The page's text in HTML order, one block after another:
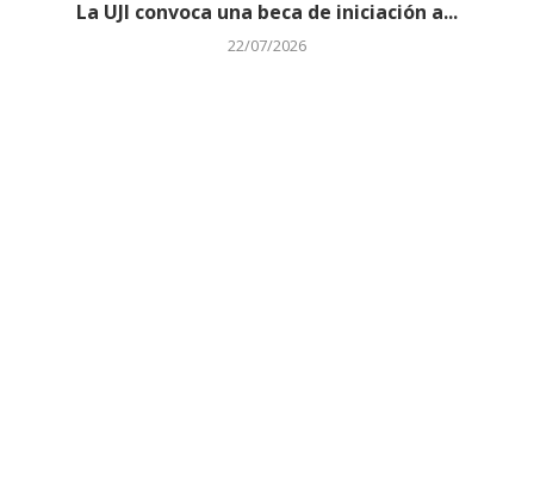
La UJI convoca una beca de iniciación a...
22/07/2026